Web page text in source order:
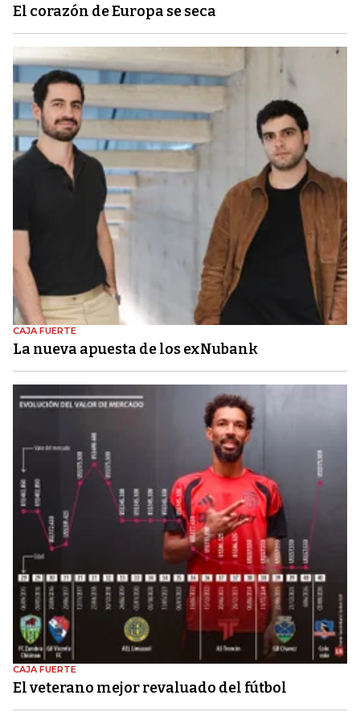
El corazón de Europa se seca
CAJA FUERTE
La nueva apuesta de los exNubank
CAJA FUERTE
El veterano mejor revaluado del fútbol